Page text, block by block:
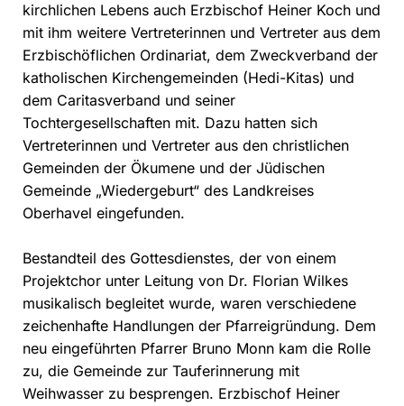
kirchlichen Lebens auch Erzbischof Heiner Koch und
mit ihm weitere Vertreterinnen und Vertreter aus dem
Erzbischöflichen Ordinariat, dem Zweckverband der
katholischen Kirchengemeinden (Hedi-Kitas) und
dem Caritasverband und seiner
Tochtergesellschaften mit. Dazu hatten sich
Vertreterinnen und Vertreter aus den christlichen
Gemeinden der Ökumene und der Jüdischen
Gemeinde „Wiedergeburt“ des Landkreises
Oberhavel eingefunden.
Bestandteil des Gottesdienstes, der von einem
Projektchor unter Leitung von Dr. Florian Wilkes
musikalisch begleitet wurde, waren verschiedene
zeichenhafte Handlungen der Pfarreigründung. Dem
neu eingeführten Pfarrer Bruno Monn kam die Rolle
zu, die Gemeinde zur Tauferinnerung mit
Weihwasser zu besprengen. Erzbischof Heiner